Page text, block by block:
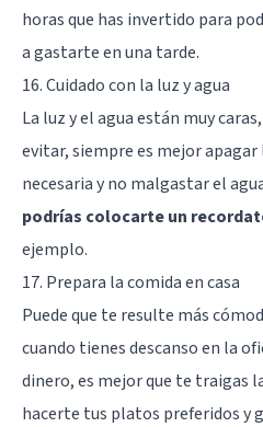
horas que has invertido para
a gastarte en una tarde.
16. Cuidado con la luz y agua
La luz y el agua están muy
evitar, siempre es mejor apagar
necesaria y no malgastar el
podrías colocarte un
ejemplo.
17. Prepara la comida en casa
Puede que te resulte más
cuando tienes descanso en la
dinero, es mejor que te traigas
hacerte tus platos preferidos y